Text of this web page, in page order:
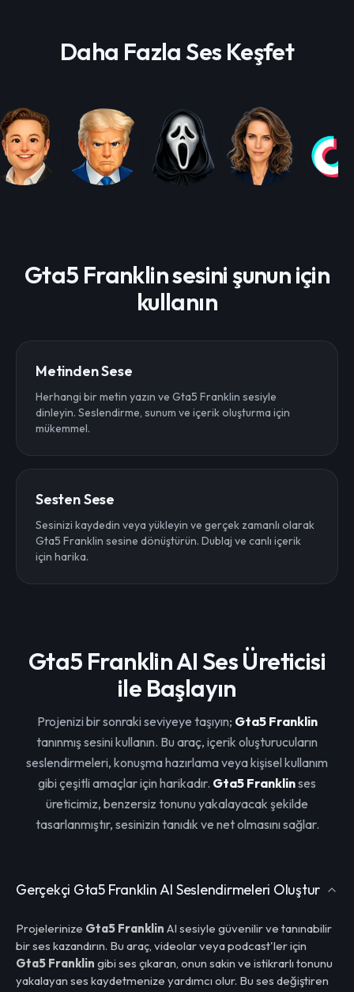
Daha Fazla Ses Keşfet
Gta5 Franklin sesini şunun için
kullanın
Metinden Sese
Herhangi bir metin yazın ve Gta5 Franklin sesiyle
dinleyin. Seslendirme, sunum ve içerik oluşturma için
mükemmel.
Sesten Sese
Sesinizi kaydedin veya yükleyin ve gerçek zamanlı olarak
Gta5 Franklin sesine dönüştürün. Dublaj ve canlı içerik
için harika.
Gta5 Franklin AI Ses Üreticisi
ile Başlayın
Projenizi bir sonraki seviyeye taşıyın; Gta5 Franklin
tanınmış sesini kullanın. Bu araç, içerik oluşturucuların
seslendirmeleri, konuşma hazırlama veya kişisel kullanım
gibi çeşitli amaçlar için harikadır. Gta5 Franklinses
üreticimiz, benzersiz tonunu yakalayacak şekilde
tasarlanmıştır, sesinizin tanıdık ve net olmasını sağlar.
Gerçekçi Gta5 Franklin AI Seslendirmeleri Oluştur
Projelerinize Gta5 Franklin AI sesiyle güvenilir ve tanınabilir
bir ses kazandırın. Bu araç, videolar veya podcast'ler için
Gta5 Franklin gibi ses çıkaran, onun sakin ve istikrarlı tonunu
yakalayan ses kaydetmenize yardımcı olur. Bu ses değiştiren